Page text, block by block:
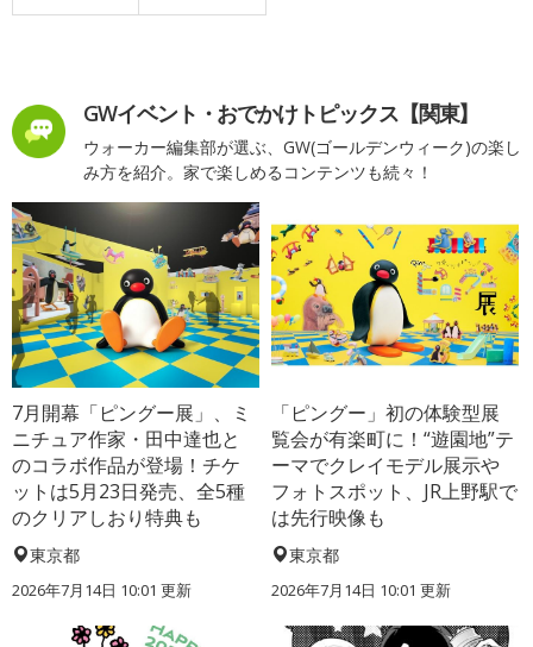
GWイベント・おでかけトピックス【関東】
ウォーカー編集部が選ぶ、GW(ゴールデンウィーク)の楽し
み方を紹介。家で楽しめるコンテンツも続々！
7月開幕「ピングー展」、ミ
ニチュア作家・田中達也と
のコラボ作品が登場！チケ
ットは5月23日発売、全5種
のクリアしおり特典も
東京都
2026年7月14日 10:01 更新
「ピングー」初の体験型展
覧会が有楽町に！“遊園地”テ
ーマでクレイモデル展示や
フォトスポット、JR上野駅で
は先行映像も
東京都
2026年7月14日 10:01 更新